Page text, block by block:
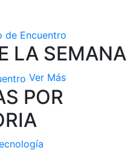
de Encuentro
LA SEMANA
Ver Más
POR